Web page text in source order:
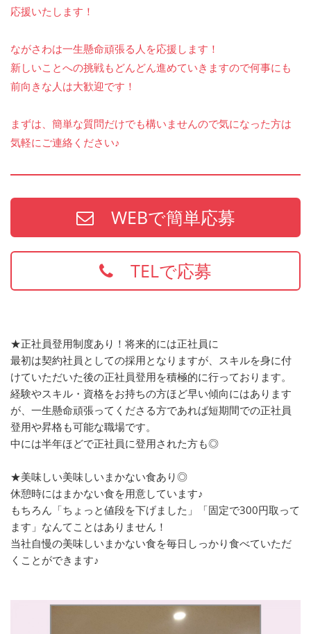
応援いたします！
ながさわは一生懸命頑張る人を応援します！
新しいことへの挑戦もどんどん進めていきますので何事にも
前向きな人は大歓迎です！
まずは、簡単な質問だけでも構いませんので気になった方は
気軽にご連絡ください♪
WEBで簡単応募
TELで応募
★正社員登用制度あり！将来的には正社員に
最初は契約社員としての採用となりますが、スキルを身に付
けていただいた後の正社員登用を積極的に行っております。
経験やスキル・資格をお持ちの方ほど早い傾向にはあります
が、一生懸命頑張ってくださる方であれば短期間での正社員
登用や昇格も可能な職場です。
中には半年ほどで正社員に登用された方も◎
★美味しい美味しいまかない食あり◎
休憩時にはまかない食を用意しています♪
もちろん「ちょっと値段を下げました」「固定で300円取って
ます」なんてことはありません！
当社自慢の美味しいまかない食を毎日しっかり食べていただ
くことができます♪